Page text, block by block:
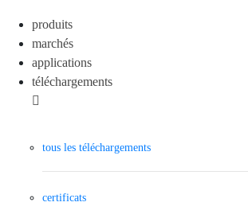
produits
marchés
applications
téléchargements
tous les téléchargements
certificats